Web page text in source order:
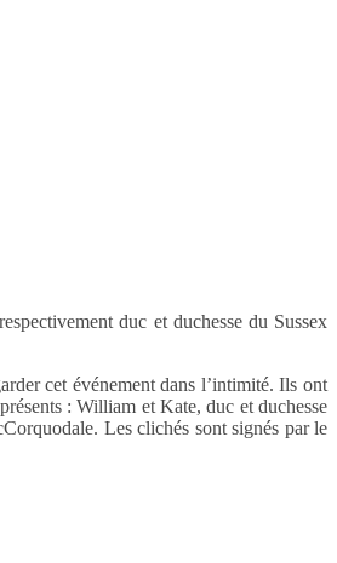
duc et duchesse du Sussex
cet événement dans l’intimité. Ils ont
: William et Kate, duc et duchesse
Les clichés sont signés par le